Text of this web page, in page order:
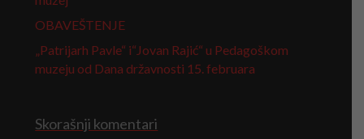
OBAVEŠTENJE
„Patrijarh Pavle“ i“Jovan Rajić“ u Pedagoškom
muzeju od Dana državnosti 15. februara
Skorašnji komentari